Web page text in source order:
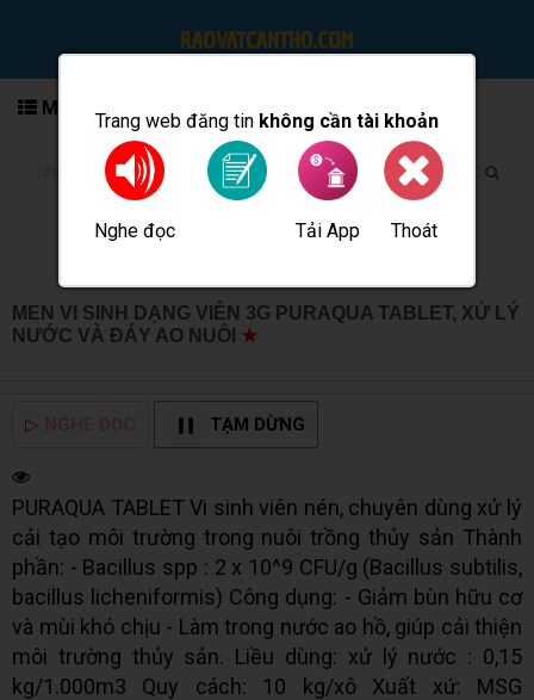
Trang web đăng tin không cần tài khoản
Nghe đọc Tải App Thoát
MENU
MEN VI SINH DẠNG VIÊN 3G PURAQUA TABLET, XỬ LÝ
NƯỚC VÀ ĐÁY AO NUÔI ★
▷ TẠM DỪNG
PURAQUA TABLET Vi sinh viên nén, chuyên dùng xử lý
cải tạo môi trường trong nuôi trồng thủy sản Thành
phần: - Bacillus spp : 2 x 10^9 CFU/g (Bacillus subtilis,
bacillus licheniformis) Công dụng: - Giảm bùn hữu cơ
và mùi khó chịu - Làm trong nước ao hồ, giúp cải thiện
môi trường thủy sản. Liều dùng: xử lý nước : 0,15
kg/1.000m3 Quy cách: 10 kg/xô Xuất xứ: MSG